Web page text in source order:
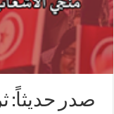
صدر حديثاً: